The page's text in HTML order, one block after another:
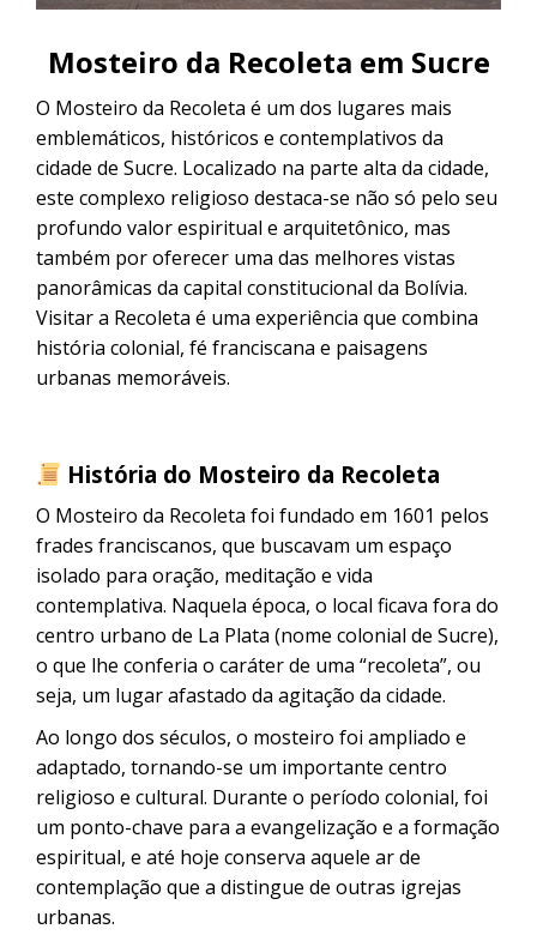
Excursão ao Salar de Uyuni saindo
de Sucre
Uyuni e pelas lagoas do Altiplano
Excursão ao Salar de Uyuni: 3 dias /
2 noites
Excursão pela Rota Branca | De
Cusco a Uyuni em 3 dias
Excursão ao Salar de Uyuni saindo
de Puno
CONTACTANOS
Mosteiro da Recoleta em Sucre
O Mosteiro da Recoleta é um dos lugares mais
emblemáticos, históricos e contemplativos da
cidade de Sucre. Localizado na parte alta da cidade,
este complexo religioso destaca-se não só pelo seu
profundo valor espiritual e arquitetônico, mas
também por oferecer uma das melhores vistas
panorâmicas da capital constitucional da Bolívia.
Visitar a Recoleta é uma experiência que combina
história colonial, fé franciscana e paisagens
urbanas memoráveis.
História do Mosteiro da Recoleta
O Mosteiro da Recoleta foi fundado em 1601 pelos
frades franciscanos, que buscavam um espaço
isolado para oração, meditação e vida
contemplativa. Naquela época, o local ficava fora do
centro urbano de La Plata (nome colonial de Sucre),
o que lhe conferia o caráter de uma “recoleta”, ou
seja, um lugar afastado da agitação da cidade.
Ao longo dos séculos, o mosteiro foi ampliado e
adaptado, tornando-se um importante centro
religioso e cultural. Durante o período colonial, foi
um ponto-chave para a evangelização e a formação
espiritual, e até hoje conserva aquele ar de
contemplação que a distingue de outras igrejas
urbanas.